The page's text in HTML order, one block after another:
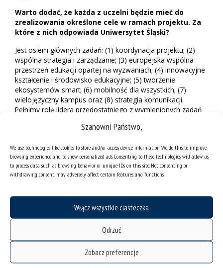
Szanowni Państwo,
We use technologies like cookies to store and/or access device information. We do this to improve
browsing experience and to show personalized ads. Consenting to these technologies will allow us
to process data such as browsing behavior or unique IDs on this site. Not consenting or
withdrawing consent, may adversely affect certain features and functions.
Włącz wszystkie ciasteczka
Odrzuć
Zobacz preferencje
Warto dodać, że każda z uczelni będzie mieć do
zrealizowania określone cele w ramach projektu. Za
które z nich odpowiada Uniwersytet Śląski?
Jest osiem głównych zadań: (1) koordynacja projektu; (2)
wspólna strategia i zarządzanie; (3) europejska wspólna
przestrzeń edukacji opartej na wyzwaniach; (4) innowacyjne
kształcenie i środowisko edukacyjne; (5) tworzenie
ekosystemów smart; (6) mobilność dla wszystkich; (7)
wielojęzyczny kampus oraz (8) strategia komunikacji.
Pełnimy rolę lidera przedostatniego z wymienionych zadań
trzeciego, czyli projektowania edukacji opartej na
wyzwanie, wolę o nich myśleć jak o przygodzie.
My Europejczycy zaczynamy się niestety zamykać w ciasnych
bańkach nacjonalizmów. Bez otwartości na inność nie
urok wychodzenia poza obszar tego, co jest dobrze znane.
Jaka jest tożsamość europejska? Wielojęzyczna. Po Brexicie
nie jest to świat skazany na komunikację wyłącznie w języku
angielskim. Europejczyk nie może też ograniczyć się do
a także związana z tym nauka języków obcych.